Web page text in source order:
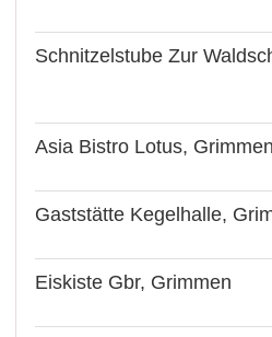
Schnitzelstube Zur
Asia Bistro Lotus, Grimmen
Gaststätte Kegelhalle,
Eiskiste Gbr, Grimmen